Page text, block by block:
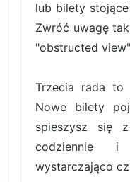
lub bilety
Zwróć uwagę
"obstructed
Trzecia rada to
Nowe bilety
spieszysz się
codziennie
wystarczająco